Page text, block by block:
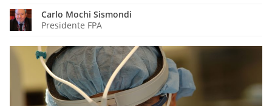
Carlo Mochi Sismondi
Presidente FPA